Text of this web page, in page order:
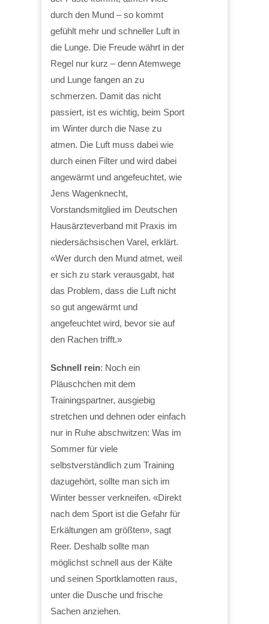
durch den Mund – so kommt
gefühlt mehr und schneller Luft in
die Lunge. Die Freude währt in der
Regel nur kurz – denn Atemwege
und Lunge fangen an zu
schmerzen. Damit das nicht
passiert, ist es wichtig, beim Sport
im Winter durch die Nase zu
atmen. Die Luft muss dabei wie
durch einen Filter und wird dabei
angewärmt und angefeuchtet, wie
Jens Wagenknecht,
Vorstandsmitglied im Deutschen
Hausärzteverband mit Praxis im
niedersächsischen Varel, erklärt.
«Wer durch den Mund atmet, weil
er sich zu stark verausgabt, hat
das Problem, dass die Luft nicht
so gut angewärmt und
angefeuchtet wird, bevor sie auf
den Rachen trifft.»
Schnell rein: Noch ein
Pläuschchen mit dem
Trainingspartner, ausgiebig
stretchen und dehnen oder einfach
nur in Ruhe abschwitzen: Was im
Sommer für viele
selbstverständlich zum Training
dazugehört, sollte man sich im
Winter besser verkneifen. «Direkt
nach dem Sport ist die Gefahr für
Erkältungen am größten», sagt
Reer. Deshalb sollte man
möglichst schnell aus der Kälte
und seinen Sportklamotten raus,
unter die Dusche und frische
Sachen anziehen.